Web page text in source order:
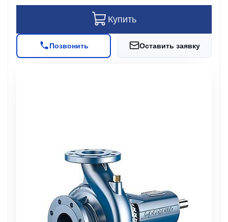
Купить
Позвонить Оставить заявку